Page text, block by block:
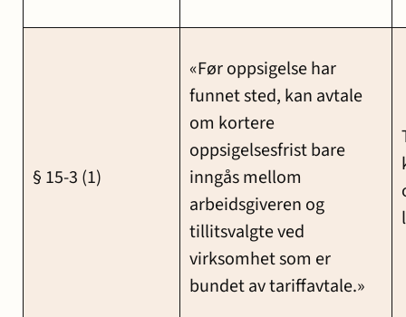
§ 15-3 (1)
«Før oppsigelse har
funnet sted, kan avtale
om kortere
oppsigelsesfrist bare
inngås mellom
arbeidsgiveren og
tillitsvalgte ved
virksomhet som er
bundet av tariffavtale.»